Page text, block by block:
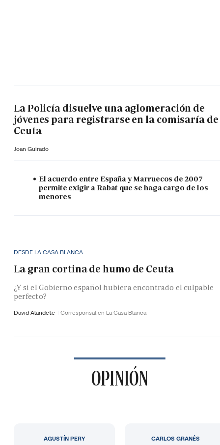
La Policía disuelve una aglomeración de
jóvenes para registrarse en la comisaría de
Ceuta
Joan Guirado
El acuerdo entre España y Marruecos de 2007
permite exigir a Rabat que se haga cargo de los
menores
DESDE LA CASA BLANCA
La gran cortina de humo de Ceuta
¿Y si el Gobierno español hubiera encontrado el culpable
perfecto?
David Alandete Corresponsal en La Casa Blanca
OPINIÓN
AGUSTÍN PERY CARLOS GRANÉS